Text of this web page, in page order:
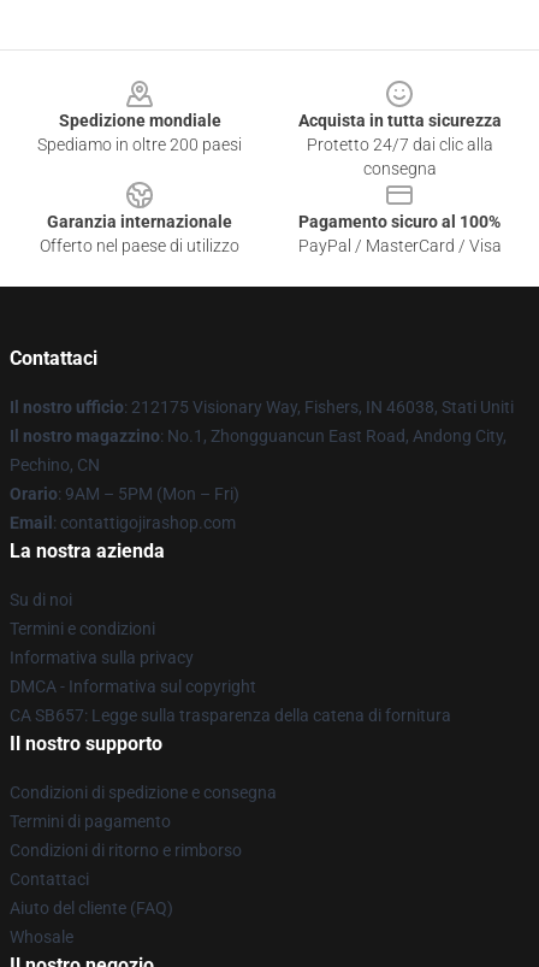
Spedizione mondiale
Spediamo in oltre 200 paesi
Acquista in tutta sicurezza
Protetto 24/7 dai clic alla
consegna
Garanzia internazionale
Offerto nel paese di utilizzo
Pagamento sicuro al 100%
PayPal / MasterCard / Visa
Contattaci
Il nostro ufficio: 212175 Visionary Way, Fishers, IN 46038, Stati Uniti
Il nostro magazzino: No.1, Zhongguancun East Road, Andong City,
Pechino, CN
Orario: 9AM – 5PM (Mon – Fri)
Email : contattigojirashop.com
La nostra azienda
Su di noi
Termini e condizioni
Informativa sulla privacy
DMCA - Informativa sul copyright
CA SB657: Legge sulla trasparenza della catena di fornitura
Il nostro supporto
Condizioni di spedizione e consegna
Termini di pagamento
Condizioni di ritorno e rimborso
Contattaci
Aiuto del cliente (FAQ)
Whosale